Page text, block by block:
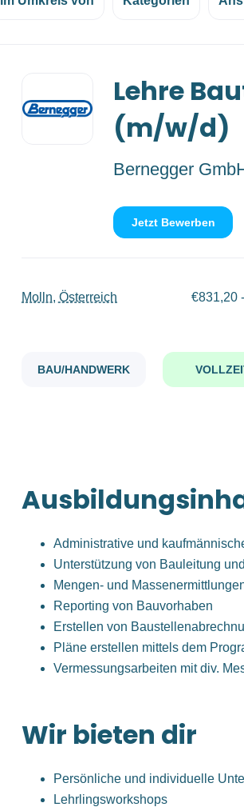
list
Lehre
(m/w/d)
Bernegger
Jetzt Bewerben
Molln, Österreich €831,20
BAU/HANDWERK
Administrative und
Unterstützung von Bauleitung
Mengen- und
Reporting von Bauvorhaben
Erstellen von
Pläne erstellen mittels dem
Vermessungsarbeiten mit div.
Wir bieten dir
Persönliche und individuelle
Lehrlingsworkshops